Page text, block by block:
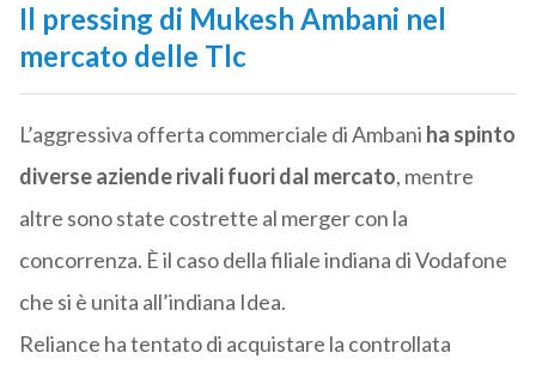
Il pressing di Mukesh Ambani nel
mercato delle Tlc
L’aggressiva offerta commerciale di Ambani ha spinto
diverse aziende rivali fuori dal mercato, mentre
altre sono state costrette al merger con la
concorrenza. È il caso della filiale indiana di Vodafone
che si è unita all’indiana Idea.
Reliance ha tentato di acquistare la controllata